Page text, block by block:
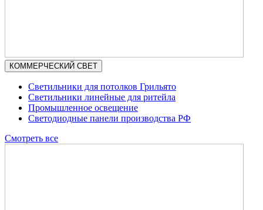
КОММЕРЧЕСКИЙ СВЕТ
Светильники для потолков Грильято
Светильники линейные для ритейла
Промышленное освещение
Светодиодные панели производства РФ
Смотреть все